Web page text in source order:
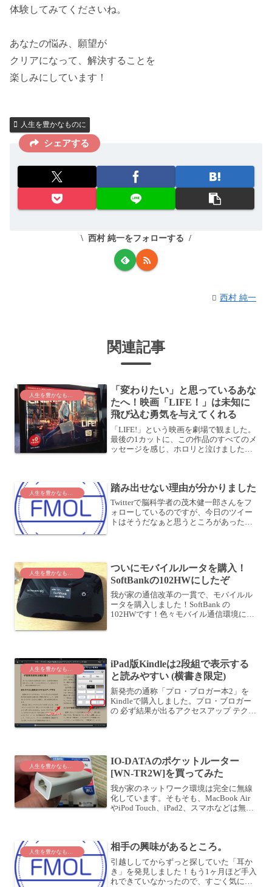
体験してみてくださいね。
あなたの悩み、願望が
クリアになって、解決することを
楽しみにしています！
人生を豊かなものに
シェアする
西村 純一をフォローする
西村 純一
関連記事
人生を豊かなものに
「変わりたい」と思っているあな
たへ！映画「LIFE！」は未知に
飛び込む勇気を与えてくれる
「LIFE!」という映画を劇場で観ました。
最後の1カットに、この作品のすべてのメ
ッセージを感じ、ホロリと泣けました。
にてこの映画と...
人生を豊かなものに 踏み出せない理由が分かりました
Twitterで脳科学者の茂木健一郎さんをフ
ォローしているのですが、今日のツイー
トはそうだなぁと思うところがあったの
ついにモバイルルータを購入！
SoftBankの102HWにしたぞ
我が家の通信改革の一貫で、モバイルル
ータを購入しました！SoftBank の
102HWです！色々モバイル通信環境につ
人生を豊かなものに
iPad版Kindleは2段組で表示する
と読みやすい (横書き限定)
新発売の通称「プロ・ブロガー本2」を
Kindleで購入しました。プロ・ブロガー
の 必ず結果が出るアクセスアップ テクニ
人生を豊かなものに
IO-DATAのポケットルーター
[WN-TR2W]を買ってみた
我が家のネットワーク環境は完全に無線
化しています。そもそも、MacBook Air
やiPod Touch、iPad2、スマホなどは無線
人生を豊かなものに 相手の興味があるところ。
引越ししてからずっと探していた「耳か
き」を発見しました！もう1ヶ月ほど手入
れできていなかったので、すごく気にな